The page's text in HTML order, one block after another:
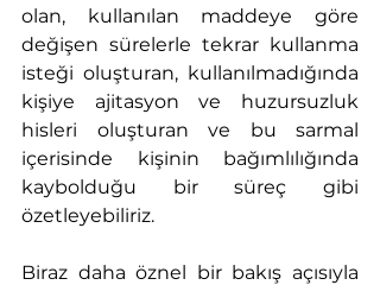
olan, kullanılan maddeye göre
değişen sürelerle tekrar kullanma
isteği oluşturan, kullanılmadığında
kişiye ajitasyon ve huzursuzluk
hisleri oluşturan ve bu sarmal
içerisinde kişinin bağımlılığında
kaybolduğu bir süreç gibi
özetleyebiliriz.
Biraz daha öznel bir bakış açısıyla